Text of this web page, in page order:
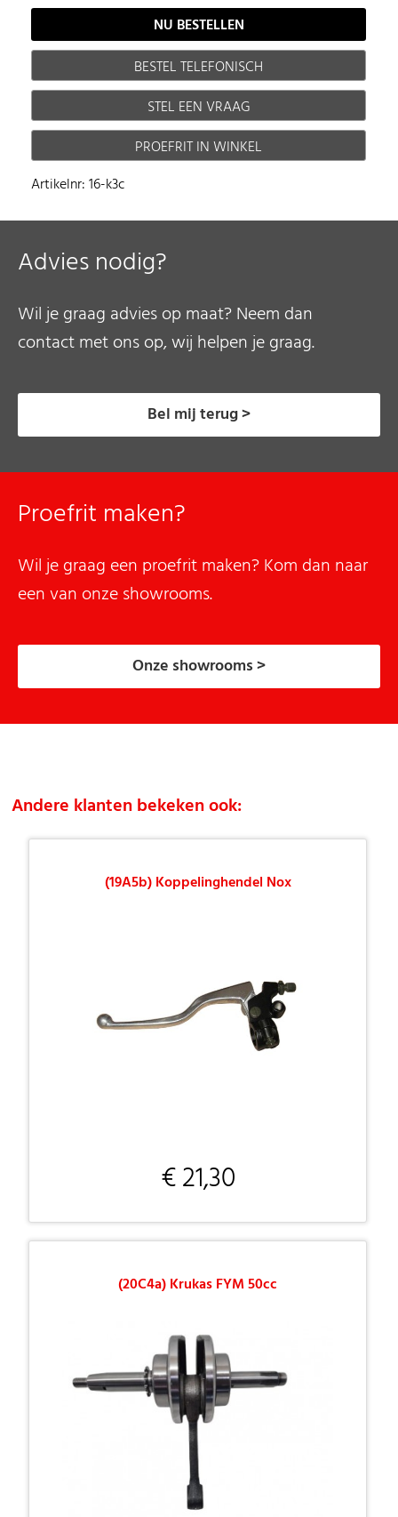
BESTEL TELEFONISCH
STEL EEN VRAAG
PROEFRIT IN WINKEL
Artikelnr: 16-k3c
Advies nodig?
Wil je graag advies op maat? Neem dan
contact met ons op, wij helpen je graag.
Bel mij terug >
Proefrit maken?
Wil je graag een proefrit maken? Kom dan naar
een van onze showrooms.
Onze showrooms >
Andere klanten bekeken ook:
(19A5b) Koppelinghendel Nox
€ 21,30
(20C4a) Krukas FYM 50cc